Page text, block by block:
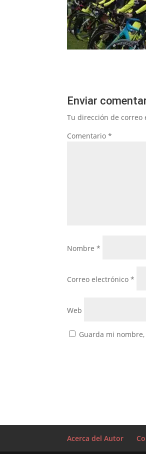
Enviar
Tu dirección de correo
Comentario*
Nombre*
Correo electrónico*
Web
Guarda mi
Acerca del Autor